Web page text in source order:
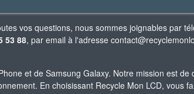
vos questions, nous sommes joignables par
53 88, par email à l'adresse
et de Samsung Galaxy. Notre mission est de
En choisissant Recycle Mon LCD, vous